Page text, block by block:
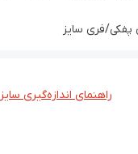
فری سایز
راهنمای اندازه‌گیری سایز